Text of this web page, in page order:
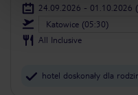
24.09.2026 - 01.10.2026
Katowice (05:30)
All Inclusive
hotel doskonały dla